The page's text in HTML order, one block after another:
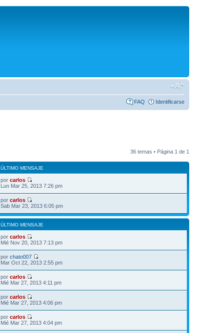
FAQ Identificarse
36 temas • Página 1 de 1
ÚLTIMO MENSAJE
porcarlos
Lun Mar 25, 2013 7:26 pm
porcarlos
Sab Mar 23, 2013 6:05 pm
ÚLTIMO MENSAJE
porcarlos
Mié Nov 20, 2013 7:13 pm
porchato007
Mar Oct 22, 2013 2:55 pm
porcarlos
Mié Mar 27, 2013 4:11 pm
porcarlos
Mié Mar 27, 2013 4:06 pm
porcarlos
Mié Mar 27, 2013 4:04 pm